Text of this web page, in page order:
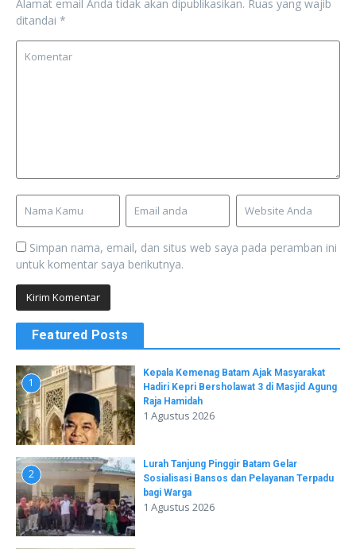
Alamat email Anda tidak akan dipublikasikan. Ruas yang wajib
ditandai *
Simpan nama, email, dan situs web saya pada peramban ini
untuk komentar saya berikutnya.
Featured Posts
1
Kepala Kemenag Batam Ajak Masyarakat
Hadiri Kepri Bersholawat 3 di Masjid Agung
Raja Hamidah
1 Agustus 2026
2
Lurah Tanjung Pinggir Batam Gelar
Sosialisasi Bansos dan Pelayanan Terpadu
bagi Warga
1 Agustus 2026